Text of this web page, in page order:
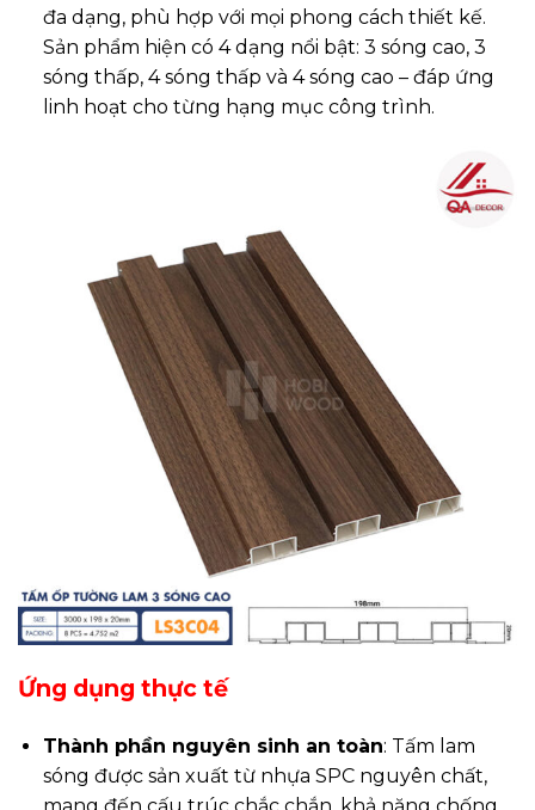
đa dạng, phù hợp với mọi phong cách thiết kế.
Sản phẩm hiện có 4 dạng nổi bật: 3 sóng cao, 3
sóng thấp, 4 sóng thấp và 4 sóng cao – đáp ứng
linh hoạt cho từng hạng mục công trình.
Ứng dụng thực tế
Thành phần nguyên sinh an toàn: Tấm lam
sóng được sản xuất từ nhựa SPC nguyên chất,